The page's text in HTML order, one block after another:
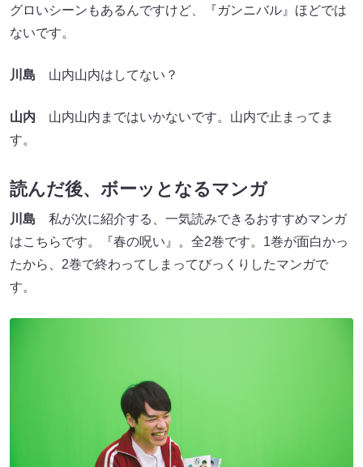
グロいシーンもあるんですけど、『ガンニバル』ほどでは
ないです。
川島 山内山内はしてない？
山内 山内山内まではいかないです。山内で止まってま
す。
読んだ後、ボーッとなるマンガ
川島 私が次に紹介する、一気読みできるおすすめマンガ
はこちらです。『春の呪い』。全2巻です。1巻が面白かっ
たから、2巻で終わってしまってびっくりしたマンガで
す。